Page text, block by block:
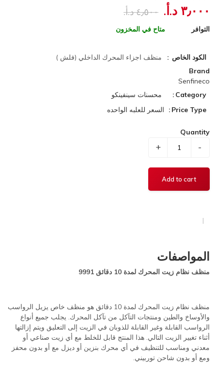
٣٫٠٠٠ د.أ.‏ ٤٫٥٠٠ د.أ.‏
التوافر متاح في المخزون
الكود الخاص
منظف اجزاء المحرك الداخلي (فلش )
Brand
Senfineco
Category
محسنات سينفينكو
Price Type
السعر للعلبه الواحده
Quantity
-
+
المواصفات
منظف نظام زيت المحرك لمدة 10 دقائق 9991
منظف نظام زيت المحرك لمدة 10 دقائق هو منظف خاص يزيل الرواسب
والأوساخ والطين ومنتجات التآكل من تآكل المحرك. يجلب جميع أنواع
الرواسب القابلة وغير القابلة للذوبان في الزيت إلى التعليق ويتم إزالتها
أثناء تغيير الزيت التالي. هذا المنتج قابل للخلط مع أي زيت صناعي أو
معدني ومناسب للتنظيف في أي محرك بنزين أو ديزل مع أو بدون محفز
ومع أو بدون شاحن توربيني.